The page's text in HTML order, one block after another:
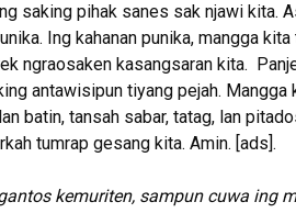
saking pihak sanes sak njawi kita.
Ing kahanan punika, mangga
ngraosaken kasangsaran kita.
antawisipun tiyang pejah. Mangga
batin, tansah sabar, tatag, lan
tumrap gesang kita. Amin. [ads].
kemuriten, sampun cuwa ing